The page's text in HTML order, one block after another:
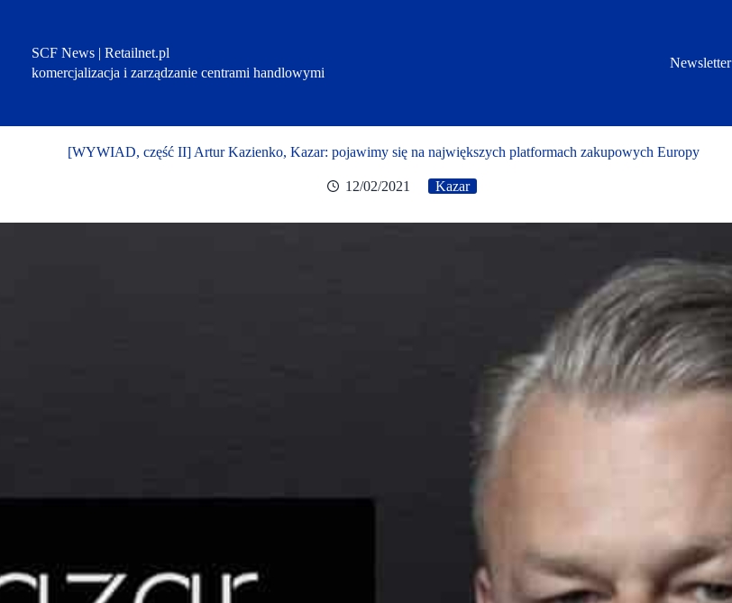
SCF News | Retailnet.pl
komercjalizacja i zarządzanie centrami handlowymi
Newsletter
[WYWIAD, część II] Artur Kazienko, Kazar: pojawimy się na największych platformach zakupowych Europy
12/02/2021 Kazar